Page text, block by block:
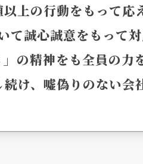
上の行動をもって応
て誠心誠意をもって
の精神をも全員の力
け、嘘偽りのない会